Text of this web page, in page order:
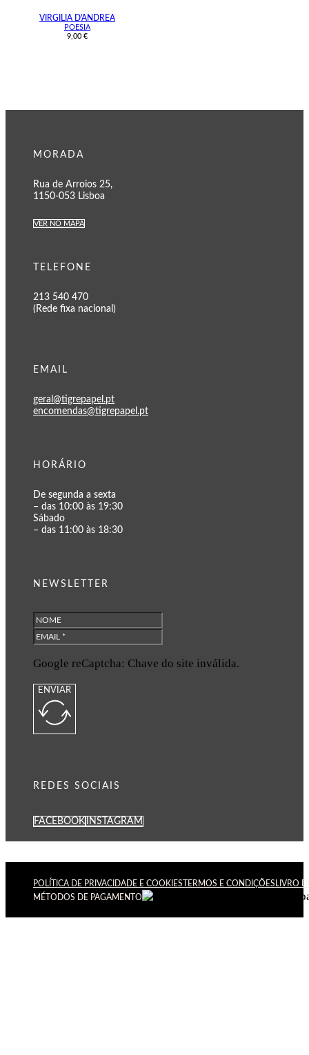
VIRGILIA D'ANDREA
POESIA
9,00 €
MORADA
Rua de Arroios 25,
1150-053 Lisboa
VER NO MAPA
TELEFONE
213 540 470
(Rede fixa nacional)
EMAIL
geral@tigrepapel.pt
encomendas@tigrepapel.pt
HORÁRIO
De segunda a sexta
– das 10:00 às 19:30
Sábado
– das 11:00 às 18:30
NEWSLETTER
Google reCaptcha: Chave do site inválida.
ENVIAR
REDES SOCIAIS
FACEBOOK INSTAGRAM
POLÍTICA DE PRIVACIDADE E COOKIES TERMOS E CONDIÇÕES LIVRO
MÉTODOS DE PAGAMENTO